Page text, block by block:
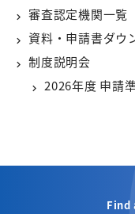
審査認定機関一覧
資料・申請書ダウ
制度説明会
2026年度 申請
Find